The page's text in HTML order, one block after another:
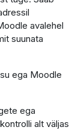
avalehel
suunata
ega Moodle
ega
alt väljas